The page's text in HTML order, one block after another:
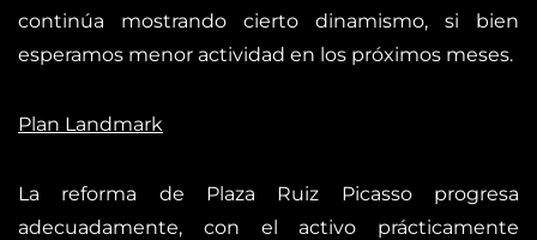
continúa mostrando cierto dinamismo, si bien
esperamos menor actividad en los próximos meses.
Plan Landmark
La reforma de Plaza Ruiz Picasso progresa
adecuadamente, con el activo prácticamente